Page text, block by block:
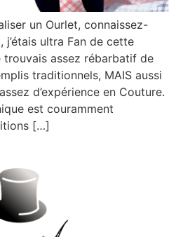
un Ourlet, connaissez-
ultra Fan de cette
assez rébarbatif de
traditionnels, MAIS aussi
d’expérience en Couture.
est couramment
[…]